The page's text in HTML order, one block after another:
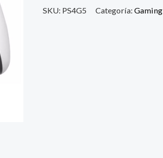
SKU: PS4G5 Categoría:Gaming